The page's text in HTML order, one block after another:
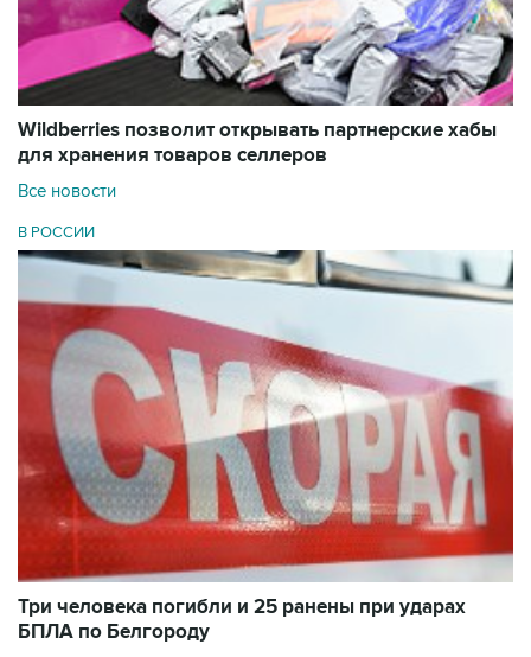
Wildberries позволит открывать партнерские хабы
для хранения товаров селлеров
Все новости
В РОССИИ
Три человека погибли и 25 ранены при ударах
БПЛА по Белгороду